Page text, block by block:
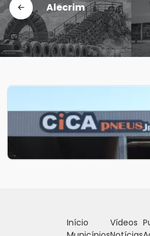
Bossoroca
Início
Vídeos